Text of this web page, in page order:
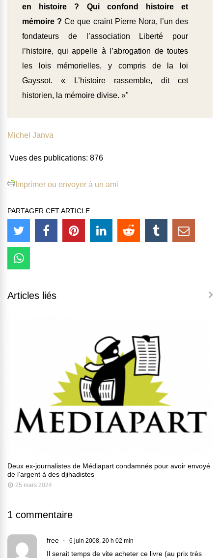
en histoire ? Qui confond histoire et
mémoire ?Ce que craint Pierre Nora, l’un des
fondateurs de l’association Liberté pour
l’histoire, qui appelle à l’abrogation de toutes
les lois mémorielles, y compris de la loi
Gayssot. « L’histoire ras­semble, dit cet
historien, la mémoire di­vise. »"
Michel Janva
Vues des publications: 876
Imprimer ou envoyer à un ami
PARTAGER CET ARTICLE
Articles liés
Deux ex-journalistes de Médiapart condamnés pour avoir envoyé
de l’argent à des djihadistes
25 mars 2024
1 commentaire
free 6 juin 2008, 20 h 02 min
Il serait temps de vite acheter ce livre (au prix très